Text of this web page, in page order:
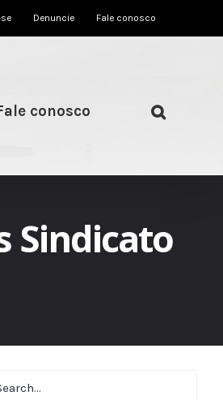
Denuncie Fale conosco
conosco
Sindicato